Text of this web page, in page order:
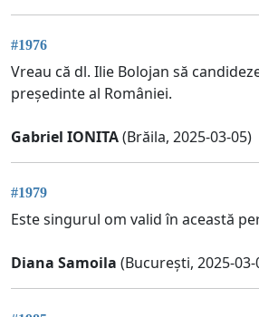
#1976
Vreau că dl. Ilie Bolojan să
președinte al României.
Gabriel IONITA(Brăila, 2025-03-05)
#1979
Este singurul om valid în această
Diana Samoila (București, 2025-03-